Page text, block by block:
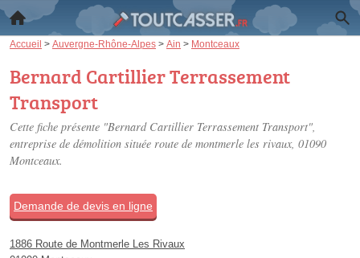
Accueil > Auvergne-Rhône-Alpes > Ain > Montceaux
Bernard Cartillier Terrassement
Transport
Cette fiche présente "Bernard Cartillier Terrassement Transport",
entreprise de démolition située route de montmerle les rivaux, 01090
Montceaux.
Demande de devis en ligne
1886 Route de Montmerle Les Rivaux